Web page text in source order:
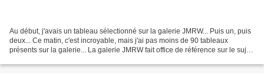
Au début, j'avais un tableau sélectionné sur la galerie JMRW... Puis un, puis
deux... Ce matin, c'est incroyable, mais j'ai pas moins de 90 tableaux
présents sur la galerie... La galerie JMRW fait office de référence sur le sujet,